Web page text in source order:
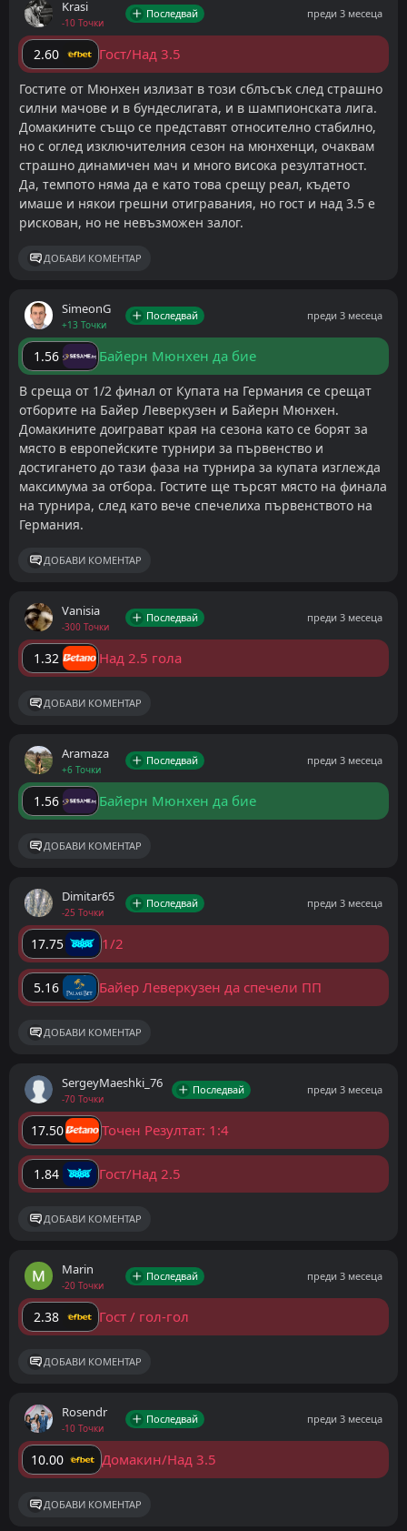
Залог за победа на Байерн с над 2.5 гола
Все пак, помним, че тук Байерн имаше проблеми
преди няколко месеца, така че "аспирините" ще
дадат всичко от себе си.
Добави като предпочитан източник в Google
ДОБАВИ КОМЕНТАР
Krasi
-10 Точки
Последвай преди 3 месеца
2.60 Гост/Над 3.5
Гостите от Мюнхен излизат в този сблъсък след страшно
силни мачове и в бундеслигата, и в шампионската лига.
Домакините също се представят относително стабилно,
но с оглед изключителния сезон на мюнхенци, очаквам
страшно динамичен мач и много висока резултатност.
Да, темпото няма да е като това срещу реал, където
имаше и някои грешни отигравания, но гост и над 3.5 е
рискован, но не невъзможен залог.
ДОБАВИ КОМЕНТАР
SimeonG
+13 Точки
Последвай преди 3 месеца
1.56 Байерн Мюнхен да бие
В среща от 1/2 финал от Купата на Германия се срещат
отборите на Байер Леверкузен и Байерн Мюнхен.
Домакините доиграват края на сезона като се борят за
място в европейските турнири за първенство и
достигането до тази фаза на турнира за купата изглежда
максимума за отбора. Гостите ще търсят място на финала
на турнира, след като вече спечелиха първенството на
Германия.
ДОБАВИ КОМЕНТАР
Vanisia
-300 Точки
Последвай преди 3 месеца
1.32 Над 2.5 гола
ДОБАВИ КОМЕНТАР
Aramaza
+6 Точки
Последвай преди 3 месеца
1.56 Байерн Мюнхен да бие
ДОБАВИ КОМЕНТАР
Dimitar65
-25 Точки
Последвай преди 3 месеца
17.75 1/2
5.16 Байер Леверкузен да спечели ПП
ДОБАВИ КОМЕНТАР
SergeyMaeshki_76
-70 Точки
Последвай преди 3 месеца
17.50 Точен Резултат: 1:4
1.84 Гост/Над 2.5
ДОБАВИ КОМЕНТАР
Marin
-20 Точки
Последвай преди 3 месеца
2.38 Гост / гол-гол
ДОБАВИ КОМЕНТАР
Rosendr
-10 Точки
Последвай преди 3 месеца
10.00 Домакин/Над 3.5
ДОБАВИ КОМЕНТАР